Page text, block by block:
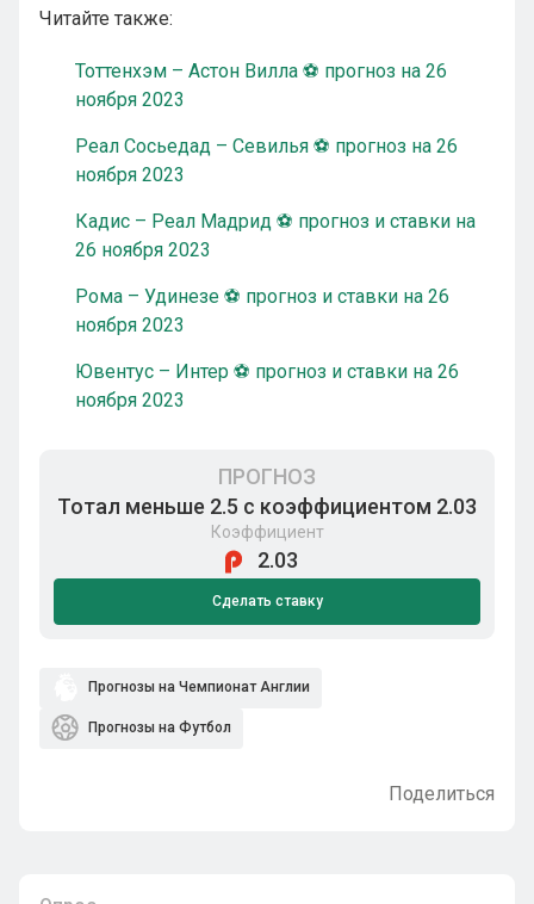
Читайте также:
Тоттенхэм – Астон Вилла ⚽ прогноз на 26
ноября 2023
Реал Сосьедад – Севилья ⚽ прогноз на 26
ноября 2023
Кадис – Реал Мадрид ⚽ прогноз и ставки на
26 ноября 2023
Рома – Удинезе ⚽ прогноз и ставки на 26
ноября 2023
Ювентус – Интер ⚽ прогноз и ставки на 26
ноября 2023
ПРОГНОЗ
Тотал меньше 2.5 с коэффициентом 2.03
Коэффициент
2.03
Сделать ставку
Прогнозы на Чемпионат Англии
Прогнозы на Футбол
Поделиться